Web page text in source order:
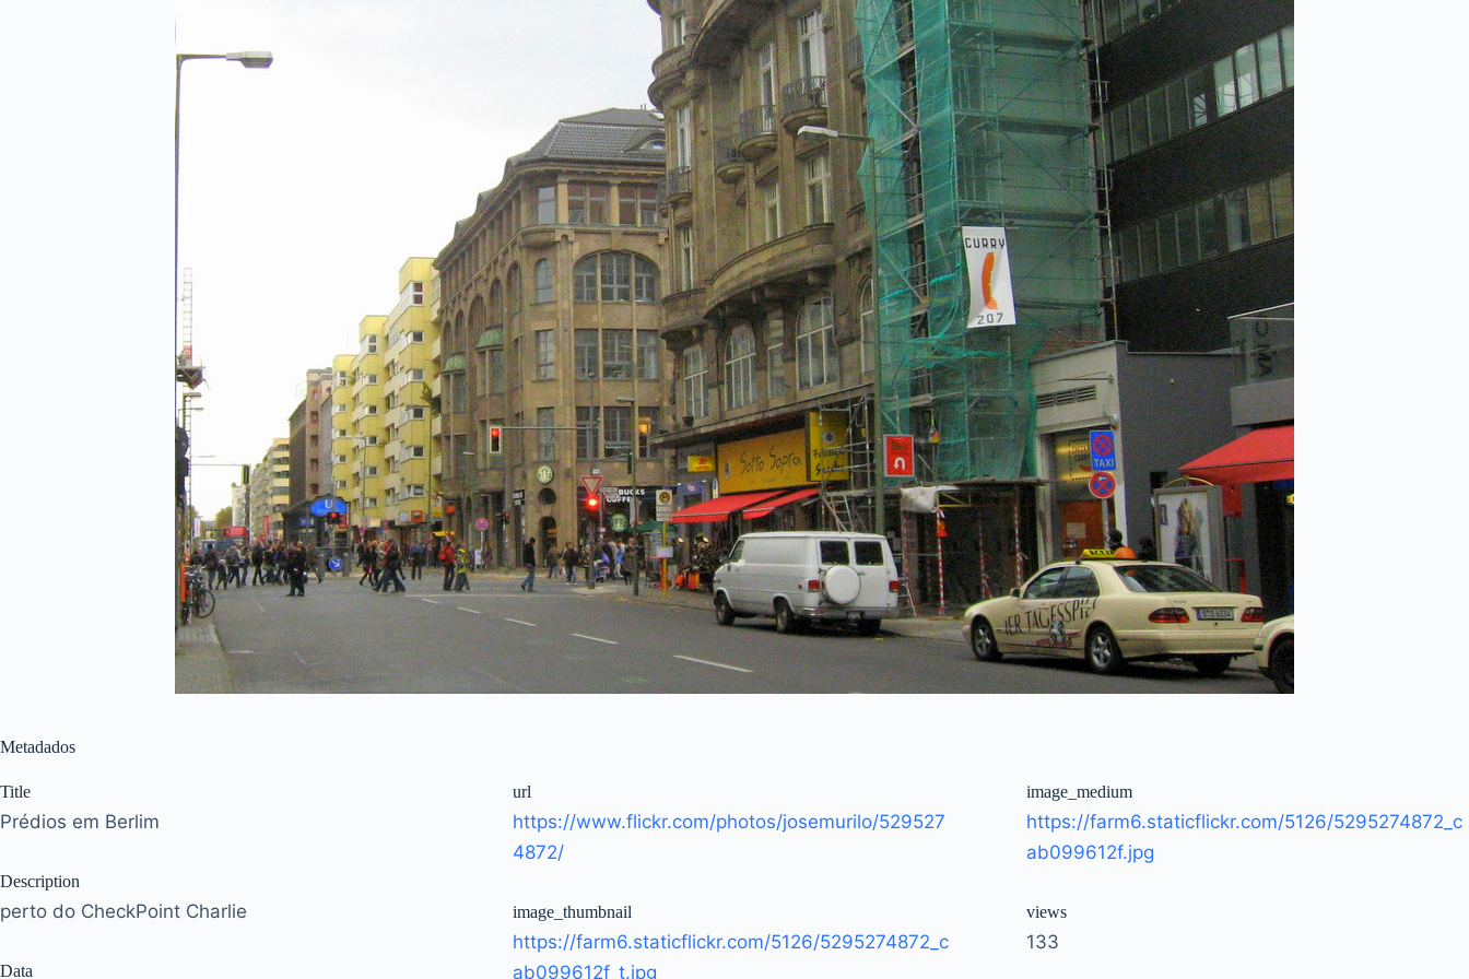
Metadados
Title
Prédios em Berlim
Description
perto do CheckPoint Charlie
Data
url
https://www.flickr.com/photos/josemurilo/529527
4872/
image_thumbnail
https://farm6.staticflickr.com/5126/5295274872_c
ab099612f_t.jpg
image_medium
https://farm6.staticflickr.com/5126/5295274872_c
ab099612f.jpg
views
133